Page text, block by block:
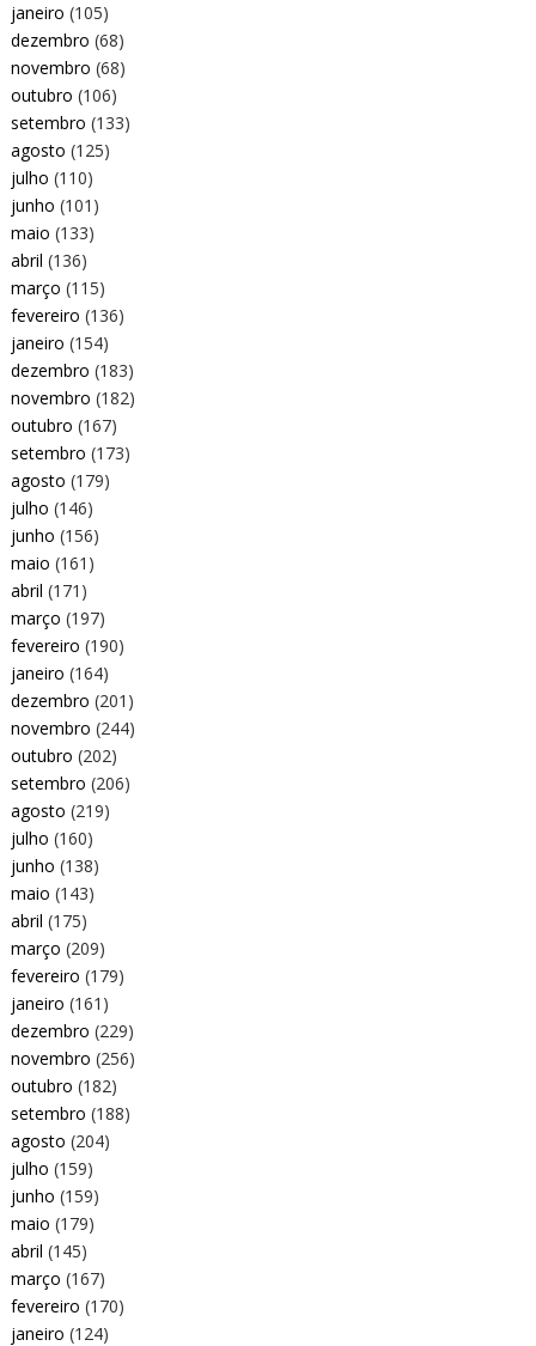
janeiro (105)
dezembro (68)
novembro (68)
outubro (106)
setembro (133)
agosto (125)
julho (110)
junho (101)
maio (133)
abril (136)
março (115)
fevereiro (136)
janeiro (154)
dezembro (183)
novembro (182)
outubro (167)
setembro (173)
agosto (179)
julho (146)
junho (156)
maio (161)
abril (171)
março (197)
fevereiro (190)
janeiro (164)
dezembro (201)
novembro (244)
outubro (202)
setembro (206)
agosto (219)
julho (160)
junho (138)
maio (143)
abril (175)
março (209)
fevereiro (179)
janeiro (161)
dezembro (229)
novembro (256)
outubro (182)
setembro (188)
agosto (204)
julho (159)
junho (159)
maio (179)
abril (145)
março (167)
fevereiro (170)
janeiro (124)